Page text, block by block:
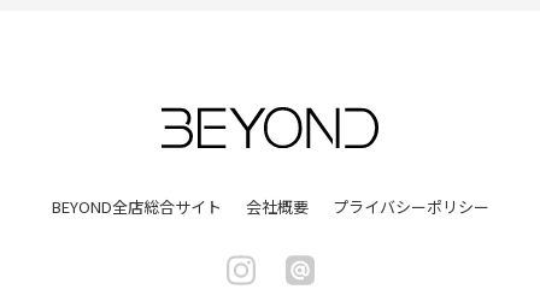
BEYOND全店総合サイト 会社概要 プライバシーポリシー